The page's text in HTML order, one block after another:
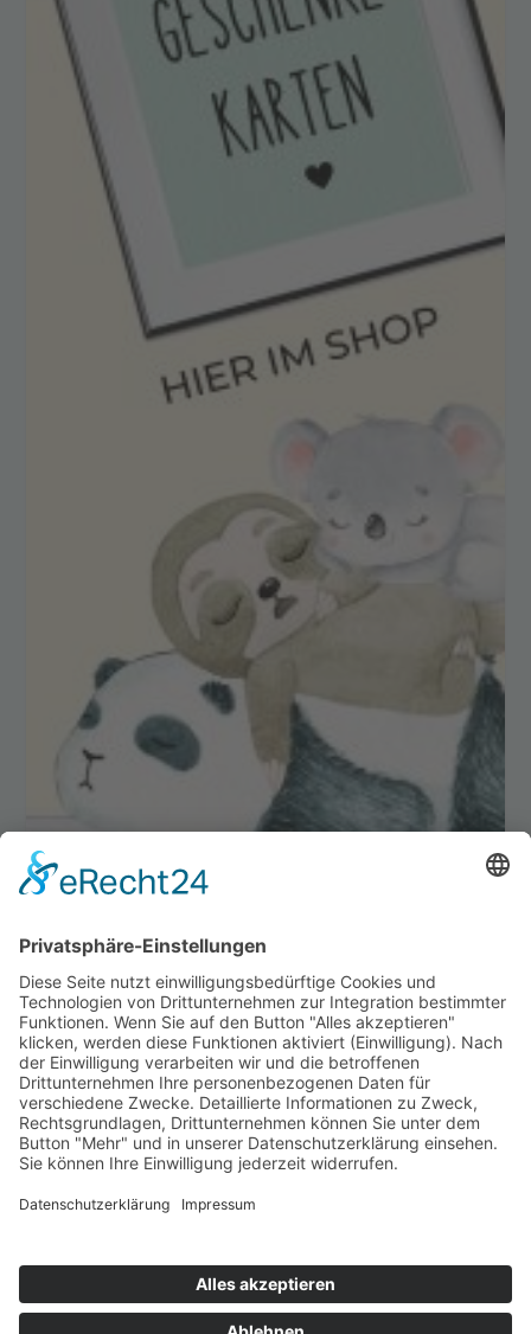
happybabyness.com | © 2026. Konzept & Umsetzung:Kühe im
| Alle Rechte vorbehalten.